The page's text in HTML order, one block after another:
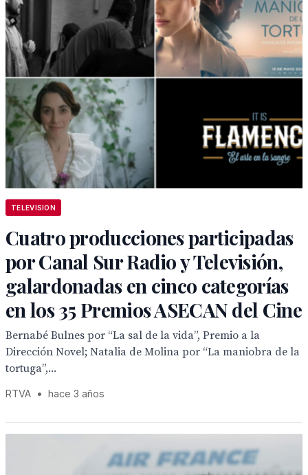
TELEVISION
Cuatro producciones participadas
por Canal Sur Radio y Televisión,
galardonadas en cinco categorías
en los 35 Premios ASECAN del Cine
Bernabé Bulnes por “La sal de la vida”, Premio a la
Dirección Novel; Natalia de Molina por “La maniobra de la
tortuga”,...
RTVA • hace 3 años